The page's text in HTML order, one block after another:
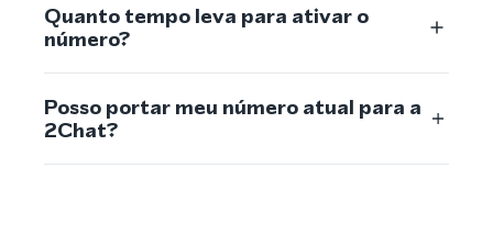
Quanto tempo leva para ativar o
número?
Posso portar meu número atual para a
2Chat?